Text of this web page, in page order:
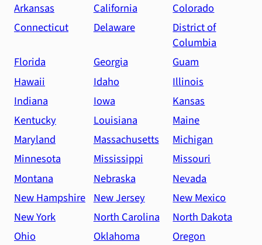
Arkansas
California
Colorado
Connecticut
Delaware
District of
Columbia
Florida
Georgia
Guam
Hawaii
Idaho
Illinois
Indiana
Iowa
Kansas
Kentucky
Louisiana
Maine
Maryland
Massachusetts
Michigan
Minnesota
Mississippi
Missouri
Montana
Nebraska
Nevada
New Hampshire New Jersey
New Mexico
New York
North Carolina
North Dakota
Ohio
Oklahoma
Oregon